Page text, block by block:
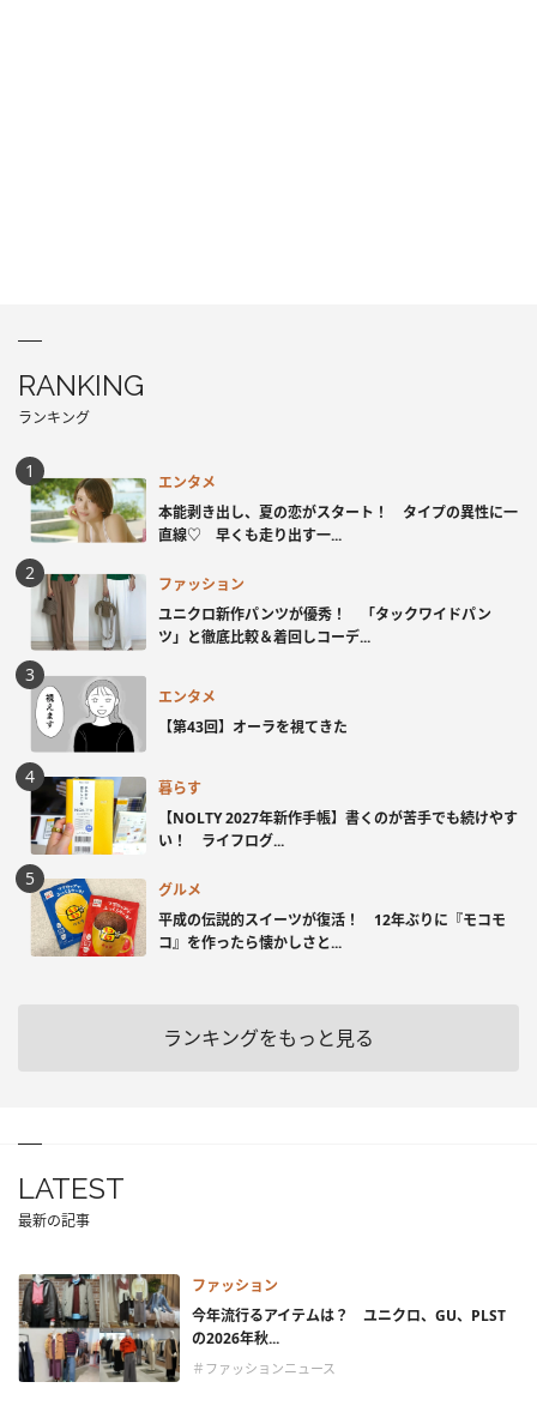
RANKING
ランキング
エンタメ
本能剥き出し、夏の恋がスタート！ タイプの異性に一
直線♡ 早くも走り出す一...
ファッション
ユニクロ新作パンツが優秀！ 「タックワイドパン
ツ」と徹底比較＆着回しコーデ...
エンタメ
【第43回】オーラを視てきた
暮らす
【NOLTY 2027年新作手帳】書くのが苦手でも続けやす
い！ ライフログ...
グルメ
平成の伝説的スイーツが復活！ 12年ぶりに『モコモ
コ』を作ったら懐かしさと...
ランキングをもっと見る
LATEST
最新の記事
ファッション
今年流行るアイテムは？ ユニクロ、GU、PLST
の2026年秋...
＃ファッションニュース